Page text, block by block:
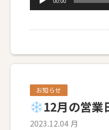
お知らせ
12月の営業
2023.12.04 月